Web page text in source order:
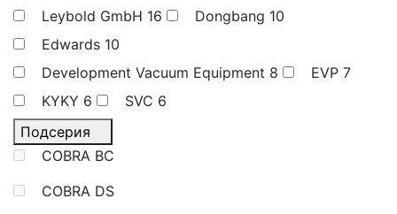
Leybold GmbH 16 Dongbang 10
Edwards 10
Development Vacuum Equipment 8 EVP 7
KYKY 6 SVC 6
Подсерия
COBRA BC
COBRA DS